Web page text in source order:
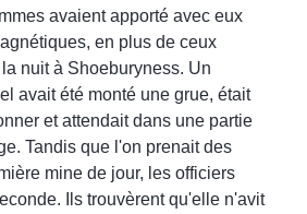
avaient apporté avec eux
en plus de ceux
nuit à Shoeburyness. Un
avait été monté une grue, était
et attendait dans une partie
Tandis que l'on prenait des
mine de jour, les officiers
Ils trouvèrent qu'elle n'avit